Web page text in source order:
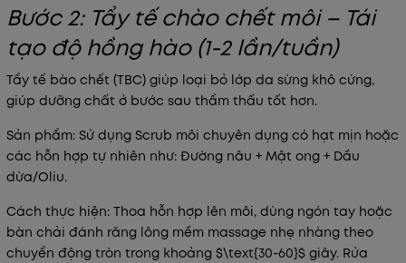
Bước 2: Tẩy tế chào chết môi – Tái
tạo độ hồng hào (1-2 lần/tuần)
Tẩy tế bào chết (TBC) giúp loại bỏ lớp da sừng khô cứng,
giúp dưỡng chất ở bước sau thẩm thấu tốt hơn.
Sản phẩm: Sử dụng Scrub môi chuyên dụng có hạt mịn hoặc
các hỗn hợp tự nhiên như: Đường nâu + Mật ong + Dầu
dừa/Oliu.
Cách thực hiện: Thoa hỗn hợp lên môi, dùng ngón tay hoặc
bàn chải đánh răng lông mềm massage nhẹ nhàng theo
chuyển động tròn trong khoảng $\text{30-60}$ giây. Rửa